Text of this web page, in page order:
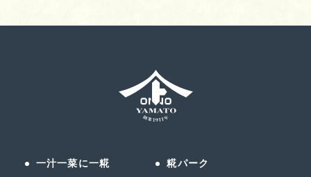
一汁一菜に一糀 糀パーク